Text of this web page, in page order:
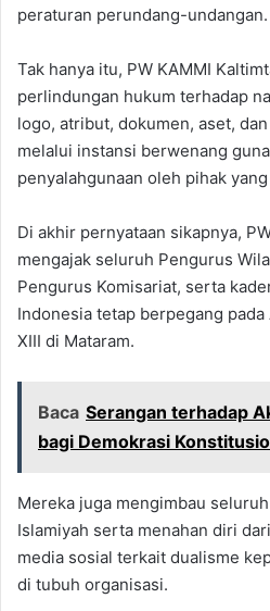
peraturan perundang-undangan.
Tak hanya itu, PW KAMMI
perlindungan hukum terhadap
logo, atribut, dokumen, aset,
melalui instansi berwenang
penyalahgunaan oleh pihak
Di akhir pernyataan sikapnya,
mengajak seluruh Pengurus
Pengurus Komisariat, serta
Indonesia tetap berpegang
XIII di Mataram.
Baca Serangan terhadap
bagi Demokrasi
Mereka juga mengimbau
Islamiyah serta menahan diri
media sosial terkait dualisme
di tubuh organisasi.